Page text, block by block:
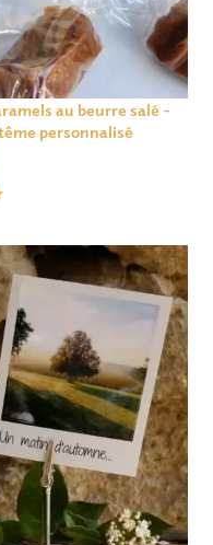
au beurre salé –
personnalisé